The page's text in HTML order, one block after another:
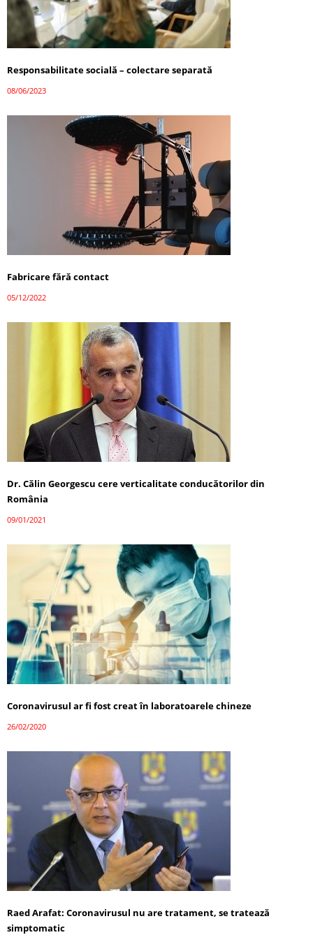
Responsabilitate socială – colectare separată
08/06/2023
Fabricare fără contact
05/12/2022
Dr. Călin Georgescu cere verticalitate conducătorilor din
România
09/01/2021
Coronavirusul ar fi fost creat în laboratoarele chineze
26/02/2020
Raed Arafat: Coronavirusul nu are tratament, se tratează
simptomatic